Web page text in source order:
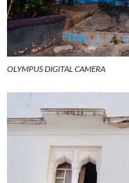
OLYMPUS DIGITAL CAMERA